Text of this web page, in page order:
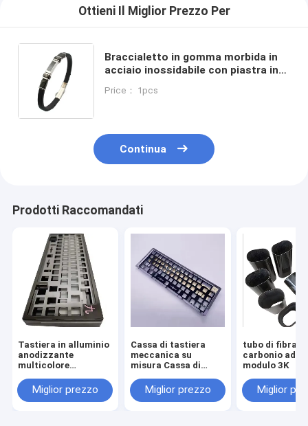
Ottieni Il Miglior Prezzo Per
Braccialetto in gomma morbida in
acciaio inossidabile con piastra in
Setting CZ Silicone Gioielli da uomo
Price： 1pcs
Continua
Prodotti Raccomandati
Tastiera in alluminio
anodizzante
multicolore
Miglior prezzo
Cassa di tastiera
meccanica su
misura Cassa di
lavorazione CNC
alluminio
Miglior prezzo
tubo di fibra di
carbonio ad
modulo 3K
Miglior